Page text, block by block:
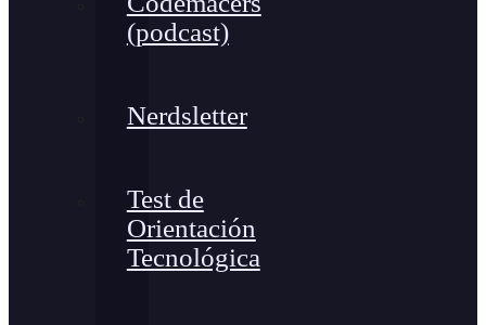
(podcast)
Nerdsletter
Test de
Orientación
Tecnológica